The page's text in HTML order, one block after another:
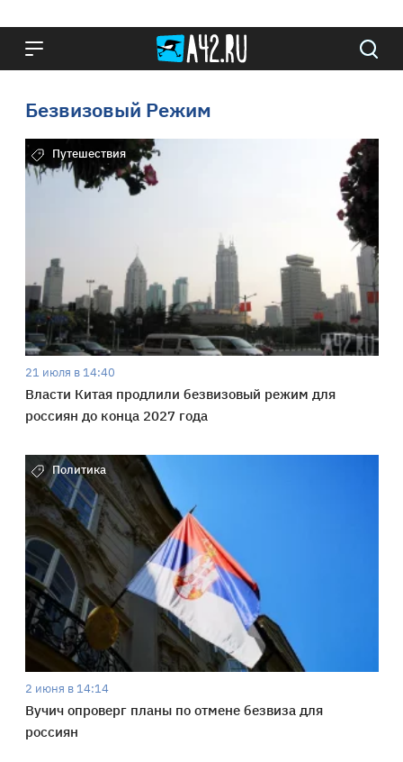
Безвизовый Режим
Путешествия
21 июля в 14:40
Власти Китая продлили безвизовый режим для
россиян до конца 2027 года
Политика
2 июня в 14:14
Вучич опроверг планы по отмене безвиза для
россиян